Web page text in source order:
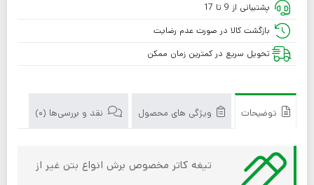
پشتیبانی از 9 تا 17
بازگشت کالا در صورت عدم رضایت
تحویل سریع در کمترین زمان ممکن
توضیحات ویژگی های محصول نقد و بررسی‌ها (0)
تیغه کاتر مخصوص برش انواع بتن غیر از